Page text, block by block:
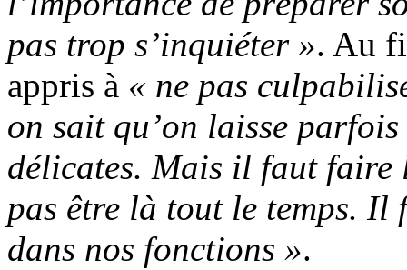
pas trop s’inquiéter ». Au
appris à « ne pas
on sait qu’on laisse
délicates. Mais il faut faire
pas être là tout le temps. Il
dans nos fonctions ».